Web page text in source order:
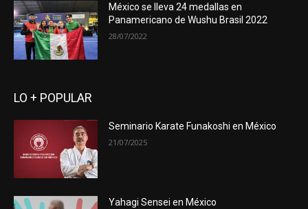
México se lleva 24 medallas en
Panamericano de Wushu Brasil 2022
28/07/2022
LO + POPULAR
Seminario Karate Funakoshi en México
21/07/2025
Yahagi Sensei en México